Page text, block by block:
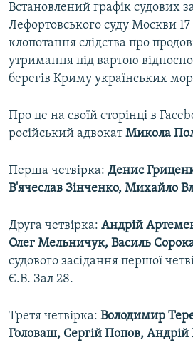
Усі сайти RFE/RL
Встановлений графік судових
Лефортовського суду Москви 17
клопотання слідства про
утримання під вартою
берегів Криму українських
Про це на своїй сторінці в
російський адвокатМикола
Перша четвірка: Денис
В'ячеслав Зінченко, Михайло
Друга четвірка: Андрій
Олег Мельничук, Василь
судового засідання першої
Є.В. Зал 28.
Третя четвірка: Володимир
Головаш, Сергій Попов,